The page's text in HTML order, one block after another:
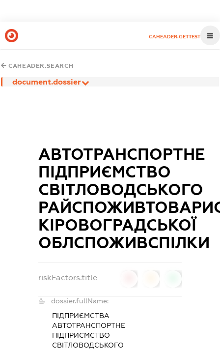
CAHEADER.GETTEST
CAHEADER.SEARCH
document.dossier
АВТОТРАНСПОРТНЕ
ПІДПРИЄМСТВО
СВІТЛОВОДСЬКОГО
КІРОВОГРАДСЬКОЇ
ОБЛСПОЖИВСПІЛКИ
riskFactors.title
dossier.fullName:
ПІДПРИЄМСТВА
АВТОТРАНСПОРТНЕ
ПІДПРИЄМСТВО
СВІТЛОВОДСЬКОГО